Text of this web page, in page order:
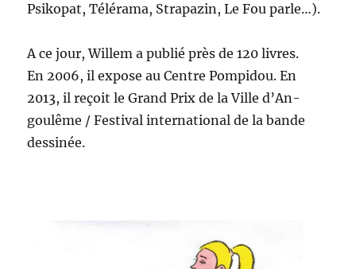
Psikopat, Téléra­ma, Stra­pazin, Le Fou parle…).
A ce jour, Willem a pub­lié près de 120 livres.
En 2006, il expose au Cen­tre Pom­pi­dou. En
2013, il reçoit le Grand Prix de la Ville d’An­
goulême / Fes­ti­val inter­na­tion­al de la bande
dessinée.